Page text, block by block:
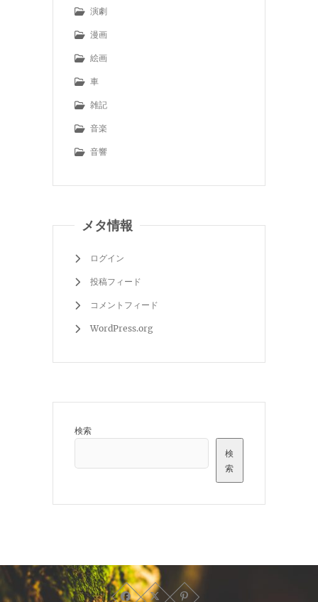
演劇
漫画
絵画
車
雑記
音楽
音響
メタ情報
ログイン
投稿フィード
コメントフィード
WordPress.org
検索
検
索